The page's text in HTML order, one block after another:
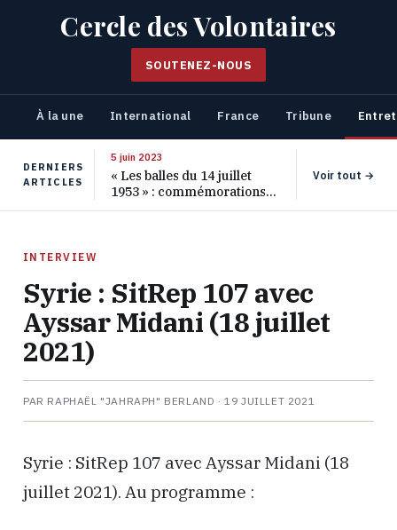
Cercle des Volontaires
SOUTENEZ-NOUS
À la une International France Tribune
DERNIERS
ARTICLES
5 juin 2023
« Les balles du 14 juillet
1953 » : commémorations
pour les 70 ans de ce
Voir tout →
INTERVIEW
Syrie : SitRep 107 avec
Ayssar Midani (18 juillet
2021)
PAR RAPHAËL "JAHRAPH" BERLAND ·19 JUILLET 2021
Syrie : SitRep 107 avec Ayssar Midani (18
juillet 2021). Au programme :